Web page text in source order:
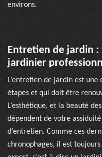
environs.
Entretien de jardin :
jardinier
L’entretien de jardin est
étapes et qui doit être
L’esthétique, et la beauté
dépendent de votre
d’entretien. Comme ces
chronophages, il est